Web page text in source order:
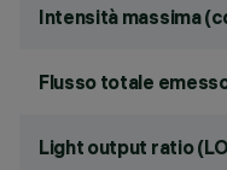
Intensità massima
Flusso totale
Light output ratio